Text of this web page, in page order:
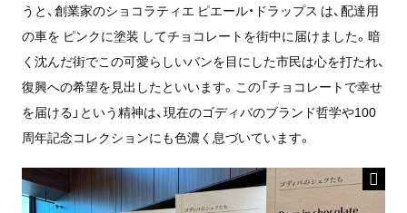
うと、創業家のショコラティエ ピエール・ドラップス は、配達用
の車を ピンクに塗装 してチョコレートを街中に届けました。暗
く沈んだ街でこの可愛らしいバンを目にした市民は心を打たれ、
復興への希望を見出したといいます。この「チョコレートで幸せ
を届ける」という精神は、現在のゴディバのブランド哲学や100
周年記念コレクションにも色濃く息づいています。